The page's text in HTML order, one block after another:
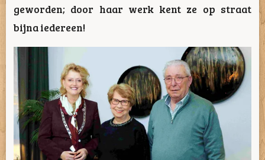
geworden; door haar werk kent ze op straat
bijna iedereen!